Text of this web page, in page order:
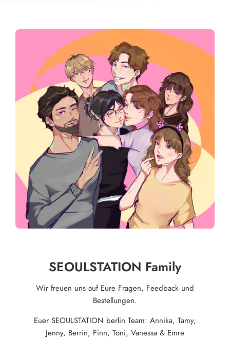
SEOULSTATION Family
Wir freuen uns auf Eure Fragen, Feedback und
Bestellungen.
Euer SEOULSTATION berlin Team: Annika, Tamy,
Jenny, Berrin, Finn, Toni, Vanessa & Emre